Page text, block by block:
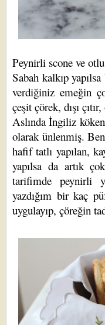
Peynirli scone ve
Sabah kalkıp
verdiğiniz emeğin
çeşit çörek, dışı
Aslında İngiliz
olarak ünlenmiş.
hafif tatlı yapılan,
yapılsa da artık
tarifimde peynirli
yazdığım bir kaç
uygulayıp, çöreğin